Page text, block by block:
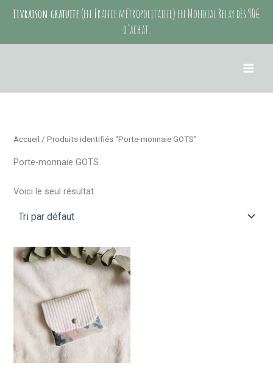
Livraison gratuite (en France métropolitaine) en Mondial Relay dès 90€
d'achat.
Aller
Accueil / Produits identifiés “Porte-monnaie GOTS”
Porte-monnaie GOTS
Voici le seul résultat
Ce
produit
a
variations.
Les
options
peuvent